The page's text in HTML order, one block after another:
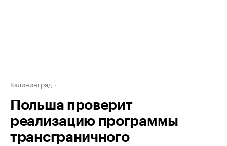
Калининград
Польша проверит
реализацию программы
трансграничного